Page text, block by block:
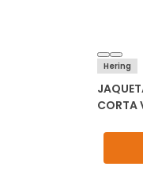
Hering
CORTA